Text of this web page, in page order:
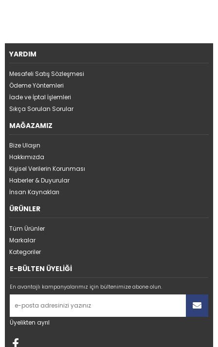
YARDIM
Mesafeli Satış Sözleşmesi
Ödeme Yöntemleri
İade ve İptal İşlemleri
Sıkça Sorulan Sorular
MAĞAZAMIZ
Bize Ulaşın
Hakkımızda
Kişisel Verilerin Korunması
Haberler & Duyurular
İnsan Kaynakları
ÜRÜNLER
Tüm Ürünler
Markalar
Kategoriler
E-BÜLTEN ÜYELİĞİ
En avantajlı kampanyalarımız için bültenimize abone olun.
Üyelikten ayrıl